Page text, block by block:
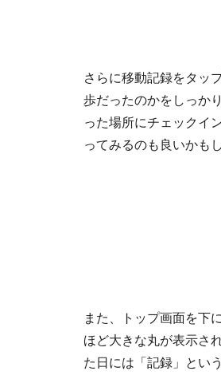
さらに移動記録をタッ
歩だったのかをしっか
った場所にチェックイ
ってみるのも良いかも
また、トップ画面を下
ほど大きな丸が表示さ
た日には「記録」とい